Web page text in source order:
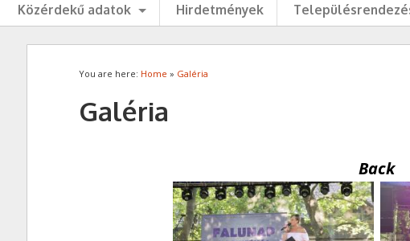
Közérdekű adatok
Hirdetmények
You are here: Home » Galéria
Galéria
Back